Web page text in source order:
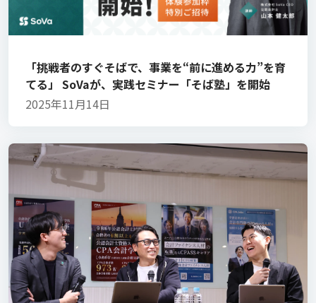
「挑戦者のすぐそばで、事業を“前に進める力”を育
てる」 SoVaが、実践セミナー「そば塾」を開始
2025年11月14日